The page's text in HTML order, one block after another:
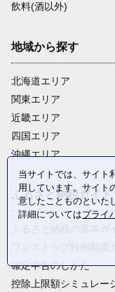
飲料(酒以外)
地域から探す
北海道エリア
関東エリア
近畿エリア
四国エリア
沖縄エリア
ふるさと納税ガイド
ふるさと納税の基本ガ
ワンストップ特例制度
確定申告のしかた
控除上限額シミュレー
当サイトでは、サイト
用しています。サイト
意したことものといた
詳細についてはプライ